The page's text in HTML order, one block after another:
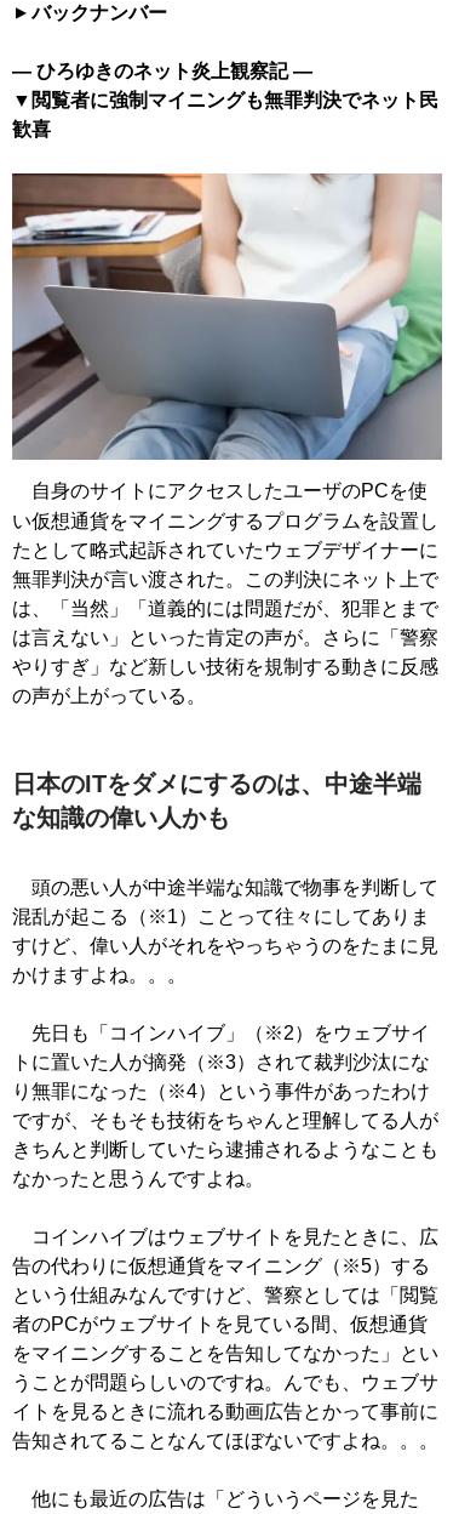
バックナンバー
― ひろゆきのネット炎上観察記 ―
▼閲覧者に強制マイニングも無罪判決でネット民
歓喜
自身のサイトにアクセスしたユーザのPCを使
い仮想通貨をマイニングするプログラムを設置し
たとして略式起訴されていたウェブデザイナーに
無罪判決が言い渡された。この判決にネット上で
は、「当然」「道義的には問題だが、犯罪とまで
は言えない」といった肯定の声が。さらに「警察
やりすぎ」など新しい技術を規制する動きに反感
の声が上がっている。
日本のITをダメにするのは、中途半端
な知識の偉い人かも
頭の悪い人が中途半端な知識で物事を判断して
混乱が起こる（※1）ことって往々にしてありま
すけど、偉い人がそれをやっちゃうのをたまに見
かけますよね。。。
先日も「コインハイブ」（※2）をウェブサイ
トに置いた人が摘発（※3）されて裁判沙汰にな
り無罪になった（※4）という事件があったわけ
ですが、そもそも技術をちゃんと理解してる人が
きちんと判断していたら逮捕されるようなことも
なかったと思うんですよね。
コインハイブはウェブサイトを見たときに、広
告の代わりに仮想通貨をマイニング（※5）する
という仕組みなんですけど、警察としては「閲覧
者のPCがウェブサイトを見ている間、仮想通貨
をマイニングすることを告知してなかった」とい
うことが問題らしいのですね。んでも、ウェブサ
イトを見るときに流れる動画広告とかって事前に
告知されてることなんてほぼないですよね。。。
他にも最近の広告は「どういうページを見た